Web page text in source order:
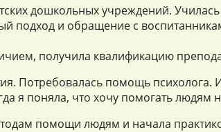
дошкольных учреждений.
подход и обращение с
получила квалификацию
Потребовалась помощь психолога.
я поняла, что хочу помогать
помощи людям и начала